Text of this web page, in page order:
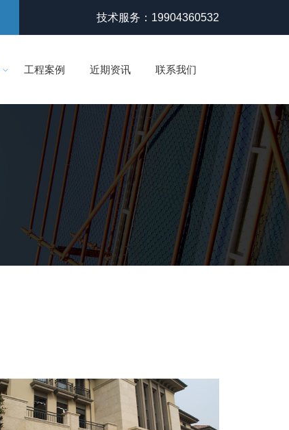
技术服务：19904360532
工程案例 近期资讯 联系我们